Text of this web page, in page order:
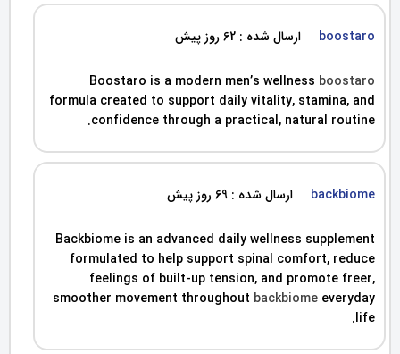
boostaro ارسال شده : 62 روز پیش
Boostaro is a modern men’s wellness boostaro
formula created to support daily vitality, stamina, and
confidence through a practical, natural routine.
backbiome ارسال شده : 69 روز پیش
Backbiome is an advanced daily wellness supplement
formulated to help support spinal comfort, reduce
feelings of built-up tension, and promote freer,
smoother movement throughout backbiome everyday
life.